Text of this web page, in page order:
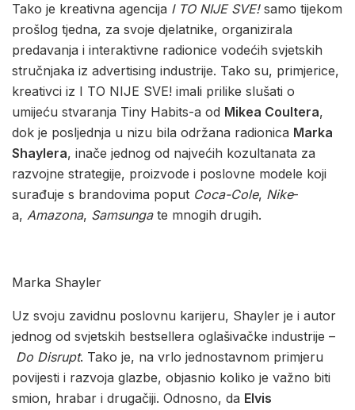
Tako je kreativna agencija I TO NIJE SVE!samo tijekom
prošlog tjedna, za svoje djelatnike, organizirala
predavanja i interaktivne radionice vodećih svjetskih
stručnjaka iz advertising industrije. Tako su, primjerice,
kreativci iz I TO NIJE SVE! imali prilike slušati o
umijeću stvaranja Tiny Habits-a od Mikea Coultera,
dok je posljednja u nizu bila održana radionica Marka
Shaylera, inače jednog od najvećih kozultanata za
razvojne strategije, proizvode i poslovne modele koji
surađuje s brandovima poput Coca-Cole, Nike-
a, Amazona, Samsungate mnogih drugih.
Marka Shayler
Uz svoju zavidnu poslovnu karijeru, Shayler je i autor
jednog od svjetskih bestsellera oglašivačke industrije –
Do Disrupt. Tako je, na vrlo jednostavnom primjeru
povijesti i razvoja glazbe, objasnio koliko je važno biti
smion, hrabar i drugačiji. Odnosno, da Elvis